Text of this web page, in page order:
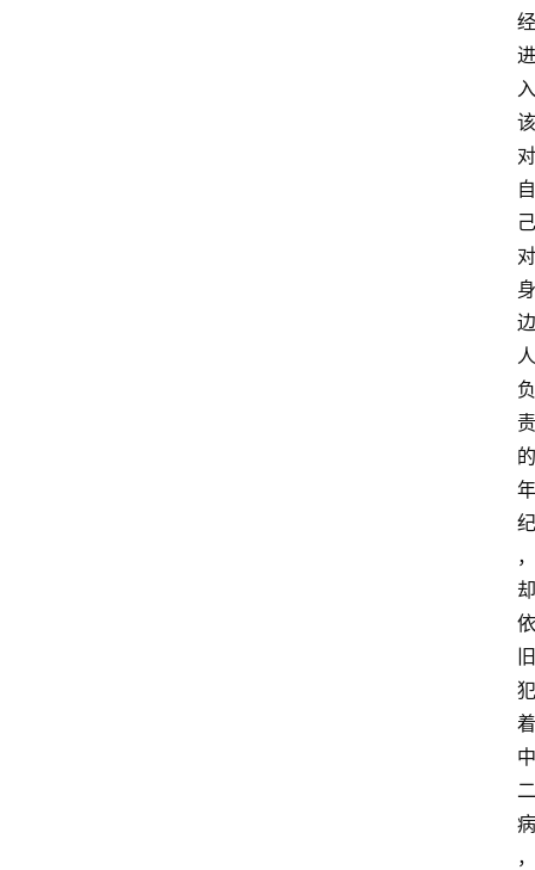
经
进
入
该
对
自
己
对
身
边
人
负
责
的
年
纪
，
却
依
旧
犯
着
中
二
病
，